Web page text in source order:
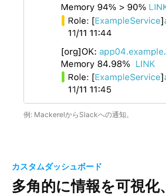
例: MackerelからSlackへの通知。
カスタムダッシュボード
多角的に情報を可視化、